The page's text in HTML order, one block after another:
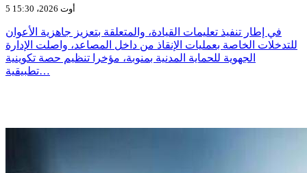
5 أوت 2026، 15:30
في إطار تنفيذ تعليمات القيادة، والمتعلقة بتعزيز جاهزية الأعوان
للتدخلات الخاصة بعمليات الإنقاذ من داخل المصاعد، واصلت الإدارة
الجهوية للحماية المدنية بمنوبة، مؤخرا تنظيم حصة تكوينية
تطبيقية…